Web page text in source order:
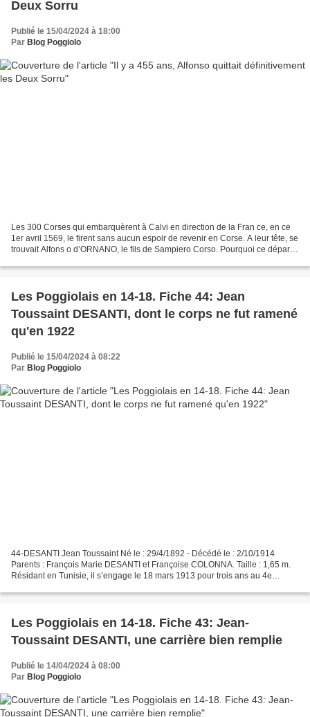
Deux Sorru
Publié le 15/04/2024 à 18:00
Par Blog Poggiolo
Les 300 Corses qui embarquèrent à Calvi en direction de la Fran ce, en ce
1er avril 1569, le firent sans aucun espoir de revenir en Corse. A leur tête, se
trouvait Alfons o d’ORNANO, le fils de Sampiero Corso. Pourquoi ce départ
Les Poggiolais en 14-18. Fiche 44: Jean
Toussaint DESANTI, dont le corps ne fut ramené
qu'en 1922
Publié le 15/04/2024 à 08:22
Par Blog Poggiolo
44-DESANTI Jean Toussaint Né le : 29/4/1892 - Décédé le : 2/10/1914
Parents : François Marie DESANTI et Françoise COLONNA. Taille : 1,65 m.
Résidant en Tunisie, il s’engage le 18 mars 1913 pour trois ans au 4e
Les Poggiolais en 14-18. Fiche 43: Jean-
Toussaint DESANTI, une carrière bien remplie
Publié le 14/04/2024 à 08:00
Par Blog Poggiolo